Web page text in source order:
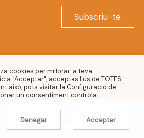
Subscriu-te
2022. Tots els drets reservats.
cookies per millorar la teva
a "Acceptar", acceptes l'ús de TOTES
això, pots visitar la Configuració de
un consentiment controlat.
Denegar Acceptar